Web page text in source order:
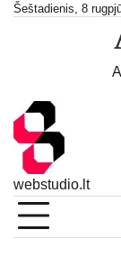
SkipŠeštadienis, 8
webstudio.lt